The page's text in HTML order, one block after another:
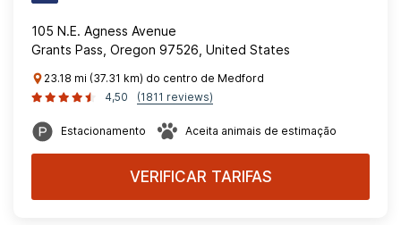
105 N.E. Agness Avenue
Grants Pass, Oregon 97526, United States
23.18 mi (37.31 km) do centro de Medford
4,50
(1811 reviews)
Estacionamento Aceita animais de estimação
VERIFICAR TARIFAS